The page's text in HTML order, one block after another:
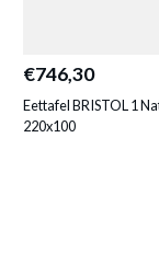
€746,30
Eettafel BRISTOL 1
220x100